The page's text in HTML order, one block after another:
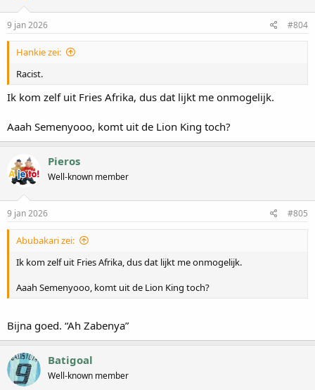
9 jan 2026 #804
Hankie zei:
Racist.
Ik kom zelf uit Fries Afrika, dus dat lijkt me onmogelijk.
Aaah Semenyooo, komt uit de Lion King toch?
Pieros
Well-known member
9 jan 2026 #805
Abubakari zei:
Ik kom zelf uit Fries Afrika, dus dat lijkt me onmogelijk.
Aaah Semenyooo, komt uit de Lion King toch?
Bijna goed. “Ah Zabenya”
Batigoal
Well-known member